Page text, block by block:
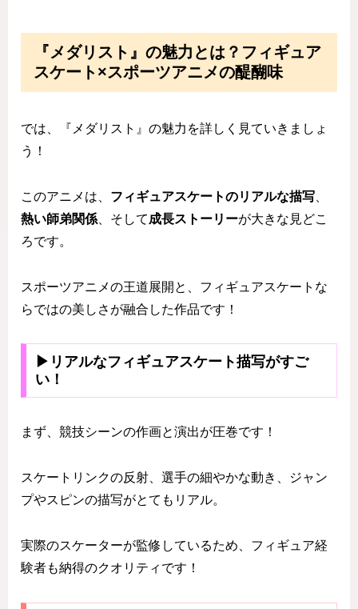
『メダリスト』の魅力とは？フィギュア
スケート×スポーツアニメの醍醐味
では、『メダリスト』の魅力を詳しく見ていきましょ
う！
このアニメは、 フィギュアスケートのリアルな描写
熱い師弟関係 、そして成長ストーリーが大きな見どこ
ろです。
スポーツアニメの王道展開と、フィギュアスケートな
らではの美しさが融合した作品です！
▶リアルなフィギュアスケート描写がすご
い！
まず、競技シーンの作画と演出が圧巻です！
スケートリンクの反射、選手の細やかな動き、ジャン
プやスピンの描写がとてもリアル。
実際のスケーターが監修しているため、フィギュア経
験者も納得のクオリティです！